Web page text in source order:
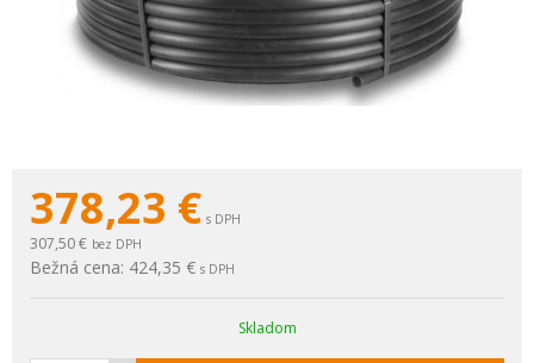
378,23 € s DPH
307,50 € bez DPH
Bežná cena: 424,35 € s DPH
Skladom